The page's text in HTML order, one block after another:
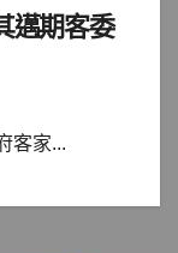
邁期客委
客家...